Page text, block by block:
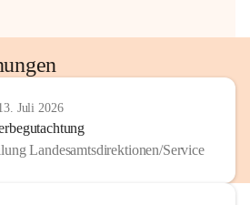
Juli 2026
Landesamtsdirektionen/Service